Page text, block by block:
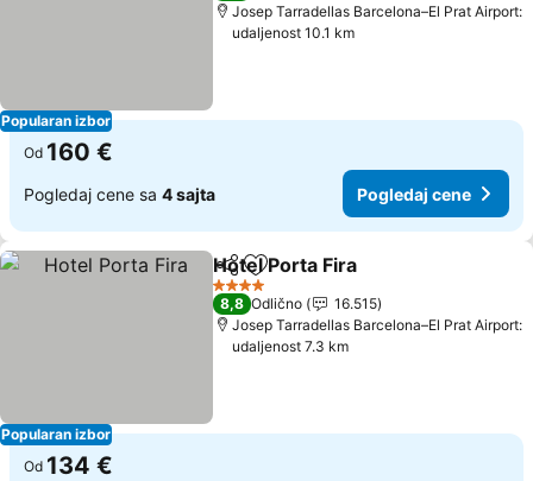
Popularan izbor
Josep Tarradellas Barcelona–El Prat Airport:
udaljenost 10.1 km
Od 160 €
Pogledaj cene sa 4 sajta Pogledaj cene
Popularan izbor
Deli Dodati u favorite
Hotel Porta Fira
4 Zvezdice
8,8 Odlično
16.515
Josep Tarradellas Barcelona–El Prat Airport:
udaljenost 7.3 km
Od 134 €